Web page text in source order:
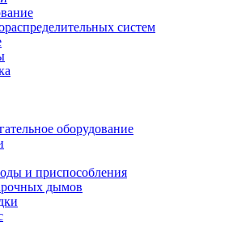
систем
оборудование
и приспособления
дымов